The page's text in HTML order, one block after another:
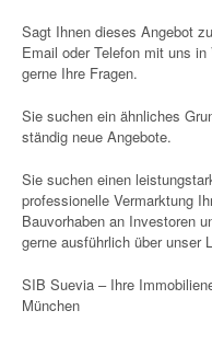
Sagt Ihnen dieses Angebot
Email oder Telefon mit uns
gerne Ihre Fragen.
Sie suchen ein ähnliches
ständig neue Angebote.
Sie suchen einen
professionelle Vermarktung
Bauvorhaben an Investoren
gerne ausführlich über unser
SIB Suevia – Ihre
München